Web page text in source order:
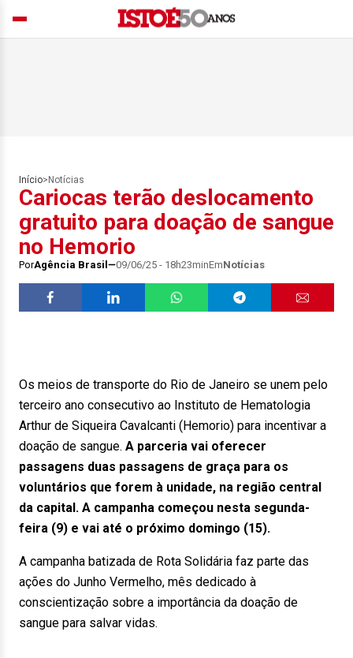
Início> Notícias
Cariocas terão deslocamento
gratuito para doação de sangue
no Hemorio
PorAgência Brasil 09/06/25 - 18h23minEmNotícias
Os meios de transporte do Rio de Janeiro se unem pelo
terceiro ano consecutivo ao Instituto de Hematologia
Arthur de Siqueira Cavalcanti (Hemorio) para incentivar a
doação de sangue. A parceria vai oferecer
passagens duas passagens de graça para os
voluntários que forem à unidade, na região central
da capital. A campanha começou nesta segunda-
feira (9) e vai até o próximo domingo (15).
A campanha batizada de Rota Solidária faz parte das
ações do Junho Vermelho, mês dedicado à
conscientização sobre a importância da doação de
sangue para salvar vidas.